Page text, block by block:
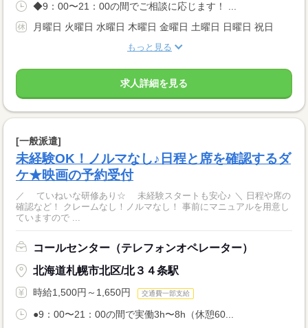
◆9：00〜21：00の間でご相談に応じます！ ...
月曜日 火曜日 水曜日 木曜日 金曜日 土曜日 日曜日 祝日
もっと見る
求人詳細を見る
[一般派遣]
未経験OK！ノルマなし♪日程と席を確認するダ
ケ★映画の予約受付
／ ていねいな研修あり☆ 未経験スタートも安心♪ ＼ 日程や席の
確認など！ クレームなし！ノルマなし！ 事前にマニュアルを用意し
ていますので ...
コールセンター（テレフォンオペレーター）
北海道札幌市北区/北３４条駅
時給1,500円～1,650円 交通費一部支給
●9：00〜21：00の間で実働3h〜8h（休憩60...